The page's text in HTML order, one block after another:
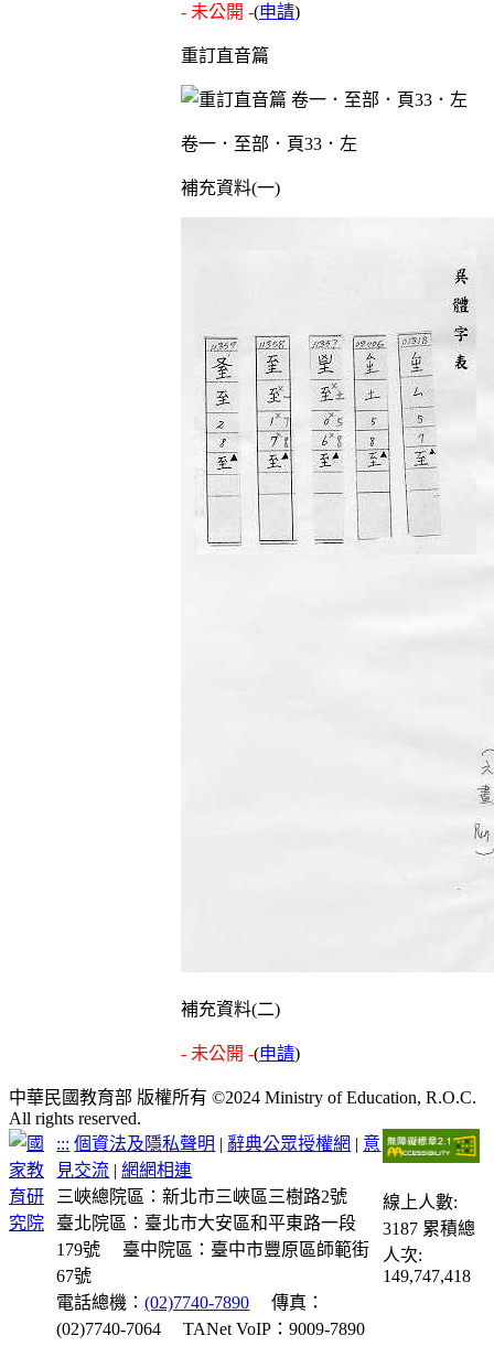
- 未公開 -(申請)
重訂直音篇
卷一．至部．頁33．左
補充資料(一)
補充資料(二)
- 未公開 -(申請)
中華民國教育部 版權所有 ©2024 Ministry of Education, R.O.C.
All rights reserved.
::: 個資法及隱私聲明 | 辭典公眾授權網 | 意
見交流 |網網相連
三峽總院區：新北市三峽區三樹路2號
臺北院區：臺北市大安區和平東路一段
179號
臺中院區：臺中市豐原區師範街
67號
電話總機：(02)7740-7890
傳真：
(02)7740-7064
TANet VoIP：9009-7890
線上人數:
3187 累積總
人次:
149,747,418